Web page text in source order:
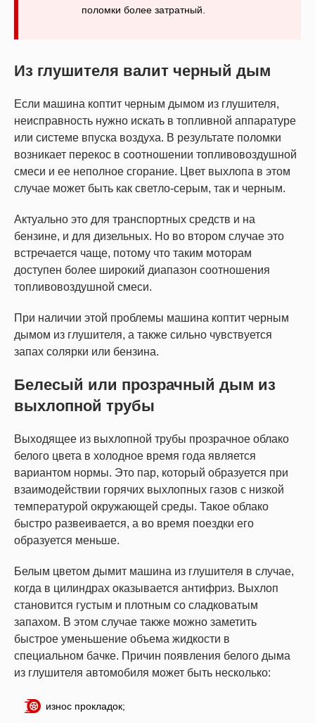
поломки более затратный.
Из глушителя валит черный дым
Если машина коптит черным дымом из глушителя,
неисправность нужно искать в топливной аппаратуре
или системе впуска воздуха. В результате поломки
возникает перекос в соотношении топливовоздушной
смеси и ее неполное сгорание. Цвет выхлопа в этом
случае может быть как светло-серым, так и черным.
Актуально это для транспортных средств и на
бензине, и для дизельных. Но во втором случае это
встречается чаще, потому что таким моторам
доступен более широкий диапазон соотношения
топливовоздушной смеси.
При наличии этой проблемы машина коптит черным
дымом из глушителя, а также сильно чувствуется
запах солярки или бензина.
Белесый или прозрачный дым из
выхлопной трубы
Выходящее из выхлопной трубы прозрачное облако
белого цвета в холодное время года является
вариантом нормы. Это пар, который образуется при
взаимодействии горячих выхлопных газов с низкой
температурой окружающей среды. Такое облако
быстро развеивается, а во время поездки его
образуется меньше.
Белым цветом дымит машина из глушителя в случае,
когда в цилиндрах оказывается антифриз. Выхлоп
становится густым и плотным со сладковатым
запахом. В этом случае также можно заметить
быстрое уменьшение объема жидкости в
специальном бачке. Причин появления белого дыма
из глушителя автомобиля может быть несколько:
износ прокладок;